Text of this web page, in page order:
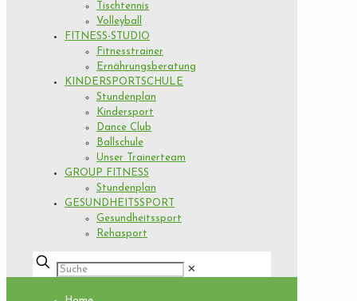
Tischtennis
Volleyball
FITNESS-STUDIO
Fitnesstrainer
Ernährungsberatung
KINDERSPORTSCHULE
Stundenplan
Kindersport
Dance Club
Ballschule
Unser Trainerteam
GROUP FITNESS
Stundenplan
GESUNDHEITSSPORT
Gesundheitssport
Rehasport
✕